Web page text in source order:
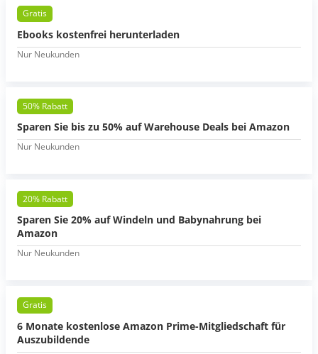
Gratis
Ebooks kostenfrei herunterladen
Nur Neukunden
50% Rabatt
Sparen Sie bis zu 50% auf Warehouse Deals bei Amazon
Nur Neukunden
20% Rabatt
Sparen Sie 20% auf Windeln und Babynahrung bei
Amazon
Nur Neukunden
Gratis
6 Monate kostenlose Amazon Prime-Mitgliedschaft für
Auszubildende